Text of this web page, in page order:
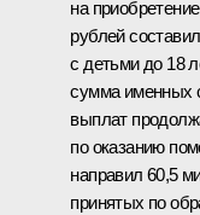
на
рублей
с детьми до 18
сумма именных
выплат
по оказанию
направил 60,5
принятых по